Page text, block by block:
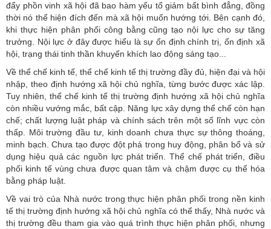
đẩy phồn vinh xã hội đã bao hàm yếu tố giảm bất bình đẳng, đồng
thời nó thể hiện đích đến mà xã hội muốn hướng tới. Bên cạnh đó,
khi thực hiện phân phối công bằng cũng tạo nội lực cho sự tăng
trưởng. Nội lực ở đây được hiểu là sự ổn định chính trị, ổn định xã
hội, trạng thái tinh thần khuyến khích lao động sáng tạo...
Về thể chế kinh tế, thể chế kinh tế thị trường đầy đủ, hiện đại và hội
nhập, theo định hướng xã hội chủ nghĩa, từng bước được xác lập.
Tuy nhiên, thể chế kinh tế thị trường định hướng xã hội chủ nghĩa
còn nhiều vướng mắc, bất cập. Năng lực xây dựng thể chế còn hạn
chế; chất lượng luật pháp và chính sách trên một số lĩnh vực còn
thấp. Môi trường đầu tư, kinh doanh chưa thực sự thông thoáng,
minh bạch. Chưa tạo được đột phá trong huy động, phân bổ và sử
dụng hiệu quả các nguồn lực phát triển. Thể chế phát triển, điều
phối kinh tế vùng chưa được quan tâm và chậm được cụ thể hóa
bằng pháp luật.
Về vai trò của Nhà nước trong thực hiện phân phối trong nền kinh
tế thị trường định hướng xã hội chủ nghĩa có thể thấy, Nhà nước và
thị trường đều tham gia vào quá trình thực hiện phân phối, nhưng